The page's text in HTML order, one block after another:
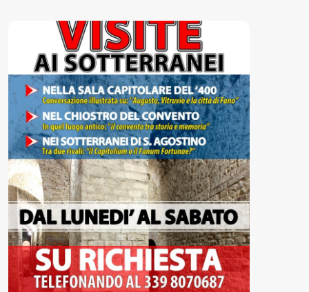
Guide
Fano
Accessibili